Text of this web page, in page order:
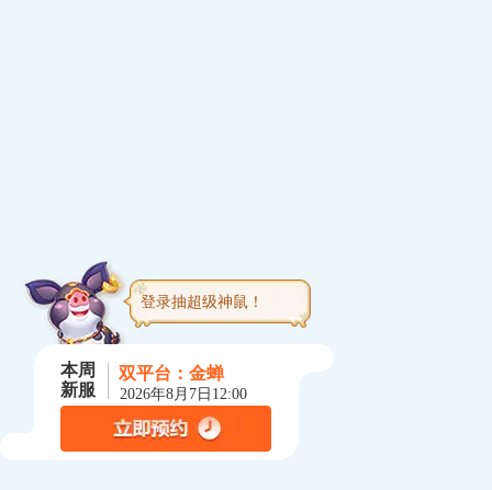
登录抽超级神鼠！
本周
新服
双平台： 金蝉
2026年8月7日12:00